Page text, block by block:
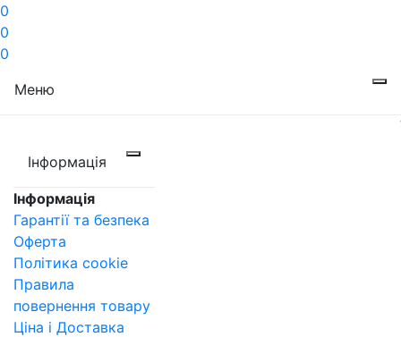
0
0
0
Меню
Інформація
Інформація
Гарантії та безпека
Оферта
Політика cookie
Правила
повернення товару
Ціна і Доставка